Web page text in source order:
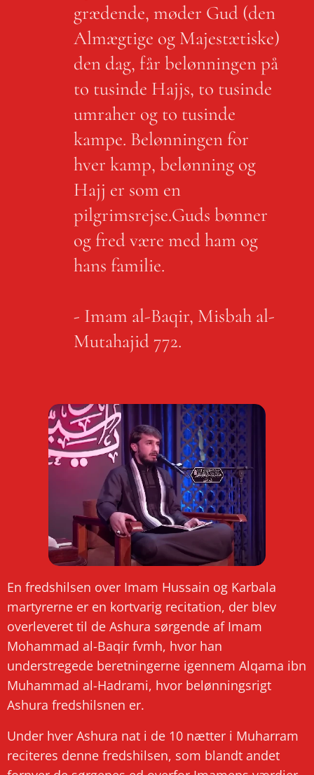
grædende, møder Gud (den
Almægtige og Majestætiske)
den dag, får belønningen på
to tusinde Hajjs, to tusinde
umraher og to tusinde
kampe. Belønningen for
hver kamp, ​​belønning og
Hajj er som en
pilgrimsrejse.Guds bønner
og fred være med ham og
hans familie.
- Imam al-Baqir, Misbah al-
Mutahajid 772.
En fredshilsen over Imam Hussain og Karbala
martyrerne er en kortvarig recitation, der blev
overleveret til de Ashura sørgende af Imam
Mohammad al-Baqir fvmh, hvor han
understregede beretningerne igennem Alqama ibn
Muhammad al-Hadrami, hvor belønningsrigt
Ashura fredshilsnen er.
Under hver Ashura nat i de 10 nætter i Muharram
reciteres denne fredshilsen, som blandt andet